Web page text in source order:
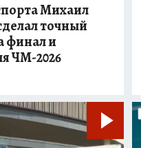
Михаил
точный
финал и
ЧМ-2026